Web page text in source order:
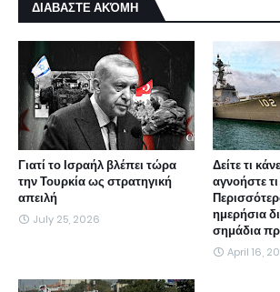
ΔΙΑΒΑΣΤΕ ΑΚΌΜΗ
Γιατί το Ισραήλ βλέπει τώρα
την Τουρκία ως στρατηγική
απειλή
July 25, 2026
Δείτε τι
αγνοήστε τι
ημερήσια
σημάδια
April 16,